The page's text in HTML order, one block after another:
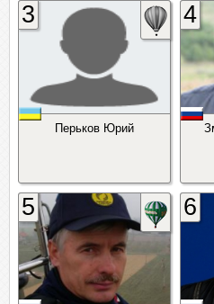
Перьков Юрий
3 4
5 6